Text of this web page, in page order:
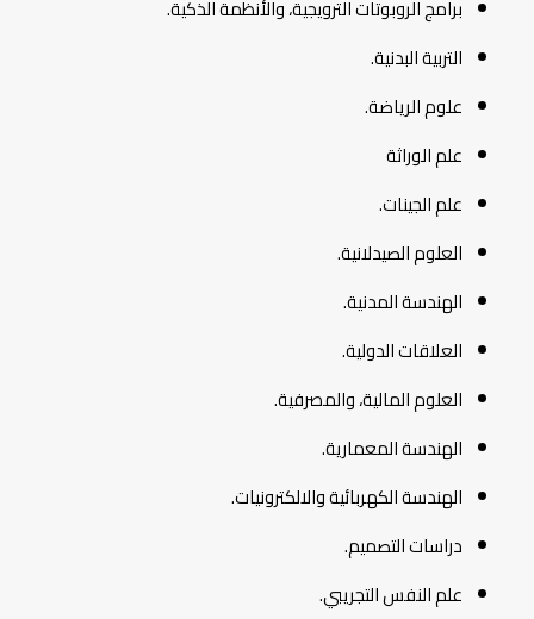
برامج الروبوتات الترويجية، والأنظمة الذكية.
التربية البدنية.
علوم الرياضة.
علم الوراثة
علم الجينات.
العلوم الصيدلانية.
الهندسة المدنية.
العلاقات الدولية.
العلوم المالية، والمصرفية.
الهندسة المعمارية.
الهندسة الكهربائية والالكترونيات.
دراسات التصميم.
علم النفس التجريبي.